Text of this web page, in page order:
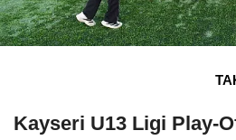
Kayseri U13 Ligi Play-